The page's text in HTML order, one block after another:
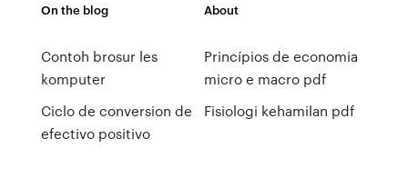
On the blog
Contoh brosur les
komputer
Ciclo de conversion de
efectivo positivo
About
Princípios de economia
micro e macro pdf
Fisiologi kehamilan pdf